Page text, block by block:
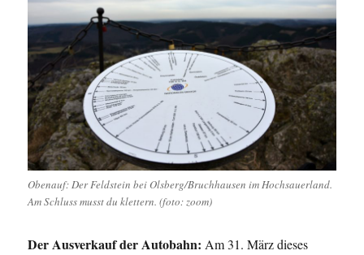
Obenauf: Der Feldstein bei Olsberg/Bruchhausen im Hochsauerland.
Am Schluss musst du klettern. (foto: zoom)
Der Ausverkauf der Autobahn: Am 31. März dieses